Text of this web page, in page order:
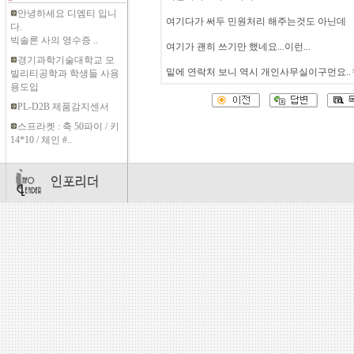
안녕하세요 디엠티 입니
다.
빅솔론 사의 영수증 ..
경기과학기술대학교 모
빌리티공학과 학생들 사용
용도입
PL-D2B 제품감지센서
스프라켓 : 축 50파이 / 키
14*10 / 체인 #..
여기다가 써두 민원처리 해주는것도 아닌데
여기가 괜히 쓰기만 했네요...이런...
밑에 연락처 보니 역시 개인사무실이구먼요